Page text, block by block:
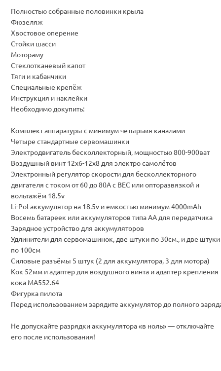
Полностью собранные половинки крыла
Фюзеляж
Хвостовое оперение
Стойки шасси
Мотораму
Стеклотканевый капот
Тяги и кабанчики
Специальные крепёж
Инструкция и наклейки
Необходимо докупить:
Комплект аппаратуры с минимум четырьмя каналами
Четыре стандартные сервомашинки
Электродвигатель бесколлекторный, мощностью 800-900ват
Воздушный винт 12x6-12x8 для электро самолётов
Электронный регулятор скорости для бесколлекторного
двигателя с током от 60 до 80А с BEC или опторазвязкой и
вольтажём 18.5v
Li-Pol аккумулятор на 18.5v и емкостью минимум 4000mAh
Восемь батареек или аккумуляторов типа АА для передатчика
Зарядное устройство для аккумуляторов
Удлинители для сервомашинок, две штуки по 30см., и две штуки
по 100см
Силовые разъёмы 5 штук (2 для аккумулятора, 3 для мотора)
Кок 52мм и адаптер для воздушного винта и адаптер крепления
кока MA552.64
Фигурка пилота
Перед использованием зарядите аккумулятор до полного
Не допускайте разрядки аккумулятора «в ноль» — отключайте
его после использования!